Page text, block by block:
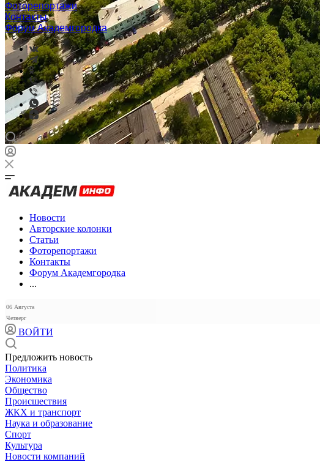
Фоторепортажи
Контакты
Форум Академгородка
Новости
Авторские колонки
Статьи
Фоторепортажи
Контакты
Форум Академгородка
...
06 Августа
Четверг
ВОЙТИ
Предложить новость
Политика
Экономика
Общество
Происшествия
ЖКХ и транспорт
Наука и образование
Спорт
Культура
Новости компаний